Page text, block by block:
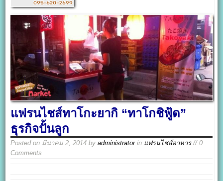
แฟรนไชส์ทาโกะยากิ “ทาโกชิฟู้ด”
ธุรกิจปั้นลูก
Posted on มีนาคม 2, 2014 byadministratorin แฟรนไชส์อาหาร// 0
Comments